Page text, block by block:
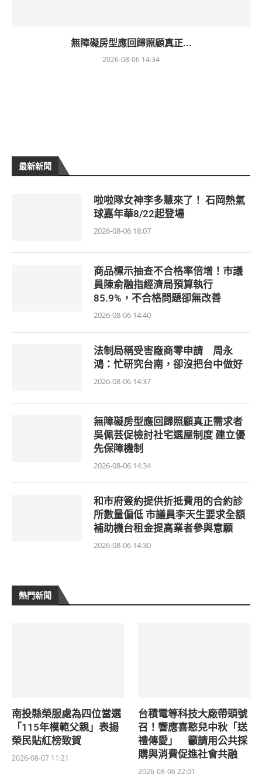
無障礙房型應回歸照顧真正...
2026-08-06 14:34
最新新聞
啦啦隊女神李多慧來了！ 石岡熱氣
球嘉年華8/22起登場
2026-08-06 18:07
商品標示抽查不合格率倍增！市議
員陳俞融指經濟局預算執行
85.9%，不合格問題卻無改善
2026-08-06 14:40
法制局稱受害廠商零申請 周永
鴻：忙研究台南，卻沒把台中做好
2026-08-06 14:37
無障礙房型應回歸照顧真正需求者
吳佩芸促檢討社宅選屋制度 建立優
先保障機制
2026-08-06 14:34
和市府簽約提供折抵費用的合約診
所數量偏低 市議員李天生要求全額
補助機台租金提高業者參與意願
2026-08-06 14:30
熱門新聞
南投縣榮服處為四位當選
「115年模範父親」表揚
榮民貼紅榜致賀
2026-08-07 11:21
台積電等科技大廠帶頭號
召！響應喜憨兒中秋「送
禮傳愛」 籲請用公共採
購與消費促進社會共融
2026-08-06 22:01